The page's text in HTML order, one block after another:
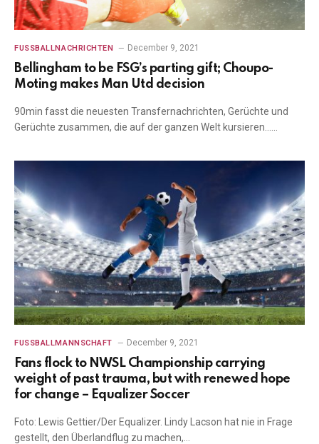
FUSSBALLNACHRICHTEN December 9, 2021
Bellingham to be FSG’s parting gift; Choupo-
Moting makes Man Utd decision
90min fasst die neuesten Transfernachrichten, Gerüchte und
Gerüchte zusammen, die auf der ganzen Welt kursieren……
FUSSBALLMANNSCHAFT December 9, 2021
Fans flock to NWSL Championship carrying
weight of past trauma, but with renewed hope
for change – Equalizer Soccer
Foto: Lewis Gettier/Der Equalizer. Lindy Lacson hat nie in Frage
gestellt, den Überlandflug zu machen,…